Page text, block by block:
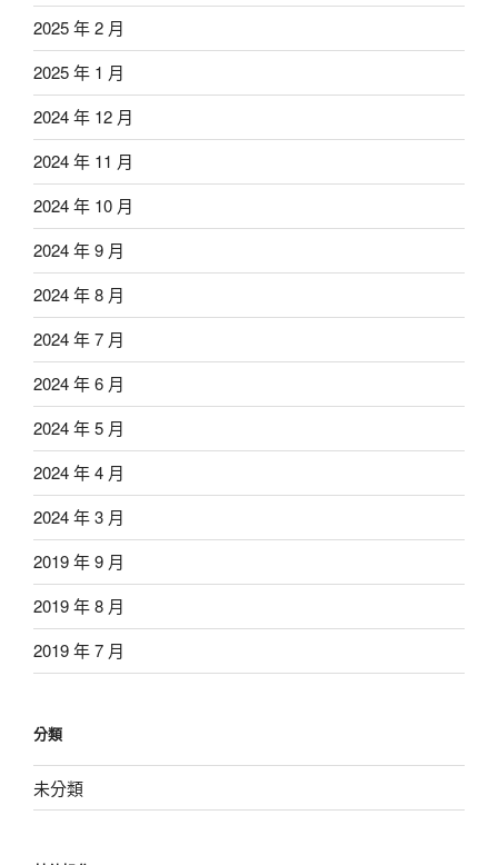
2025 年 2 月
2025 年 1 月
2024 年 12 月
2024 年 11 月
2024 年 10 月
2024 年 9 月
2024 年 8 月
2024 年 7 月
2024 年 6 月
2024 年 5 月
2024 年 4 月
2024 年 3 月
2019 年 9 月
2019 年 8 月
2019 年 7 月
分類
未分類